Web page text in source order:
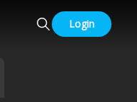
Login